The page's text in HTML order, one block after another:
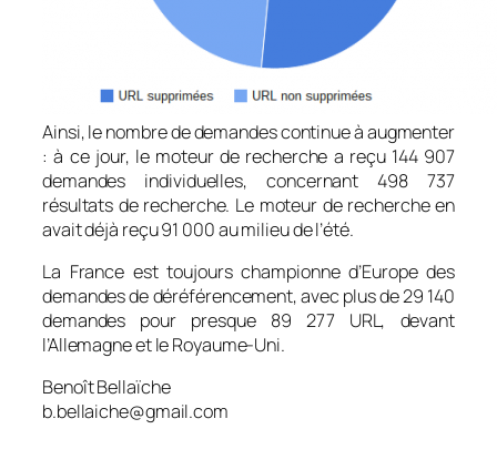
Ainsi, le nombre de demandes continue à augmenter
: à ce jour, le moteur de recherche a reçu 144 907
demandes individuelles, concernant 498 737
résultats de recherche. Le moteur de recherche en
avait déjà reçu 91 000 au milieu de l’été.
La France est toujours championne d’Europe des
demandes de déréférencement, avec plus de 29 140
demandes pour presque 89 277 URL, devant
l’Allemagne et le Royaume-Uni.
Benoît Bellaïche
b.bellaiche@gmail.com